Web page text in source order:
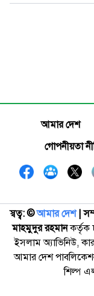
আমার দেশ
গোপনীয়তা
স্বত্ব: ©️আমার দেশ|
মাহমুদুর রহমানকর্তৃক
ইসলাম অ্যাভিনিউ,
আমার দেশ
শিল্প